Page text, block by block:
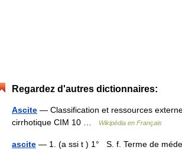
Regardez d'autres dictionnaires:
Ascite — Classification et ressources
cirrhotique CIM 10 …
Wikipédia en Français
ascite — 1. (a ssi t ) 1° S. f. Terme de